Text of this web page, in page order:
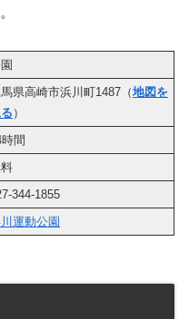
県高崎市浜川町1487（地図を
）
間
344-1855
運動公園